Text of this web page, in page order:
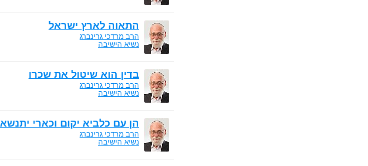
התאוה לארץ ישראל
הרב מרדכי גרינברג
נשיא הישיבה
בדין הוא שיטול את שכרו
הרב מרדכי גרינברג
נשיא הישיבה
הן עם כלביא יקום וכארי יתנשא
הרב מרדכי גרינברג
נשיא הישיבה